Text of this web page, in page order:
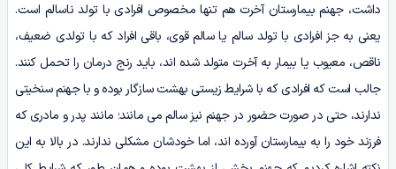
داشت، جهنم بیمارستان آخرت هم تنها مخصوص افرادی با تولد ناسالم است.
یعنی به جز افرادی با تولد سالم یا سالم قوی، باقی افراد که با تولدی ضعیف،
ناقص، معیوب یا بیمار به آخرت متولد شده‌ اند، باید رنج درمان را تحمل کنند.
جالب است که افرادی که با شرایط زیستی بهشت سازگار بوده و با جهنم سنخیتی
ندارند، حتی در صورت حضور در جهنم نیز سالم می‌ مانند؛ مانند پدر و مادری که
فرزند خود را به بیمارستان آورده‌ اند، اما خودشان مشکلی ندارند. در بالا به این